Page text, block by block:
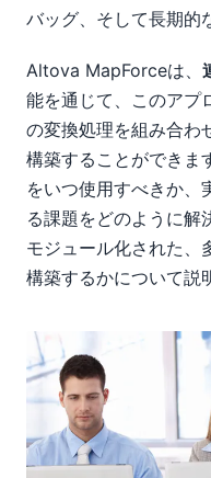
バッグ、そして長期的
Altova MapForceは、
能を通じて、このアプ
の変換処理を組み合わ
構築することができま
をいつ使用すべきか、
る課題をどのように
モジュール化された、
構築するかについて説